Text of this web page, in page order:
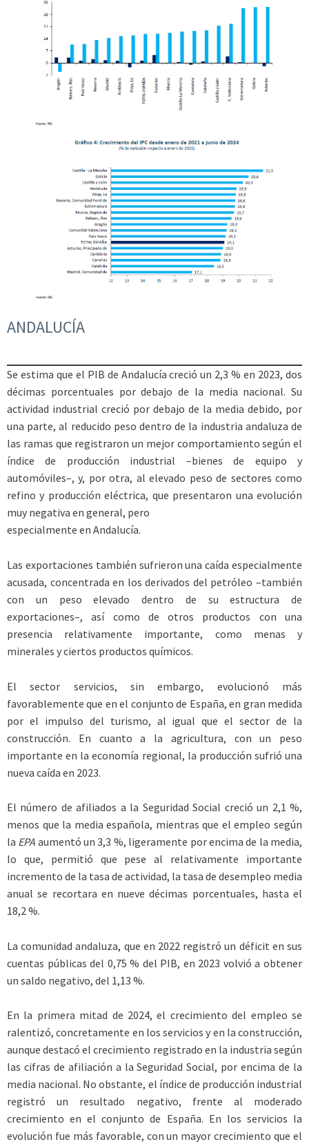
ANDALUCÍA
Se estima que el PIB de Andalucía creció un 2,3 % en 2023, dos
décimas porcentuales por debajo de la media nacional. Su
actividad industrial creció por debajo de la media debido, por
una parte, al reducido peso dentro de la industria andaluza de
las ramas que registraron un mejor comportamiento según el
índice de producción industrial –bienes de equipo y
automóviles–, y, por otra, al elevado peso de sectores como
refino y producción eléctrica, que presentaron una evolución
muy negativa en general, pero
especialmente en Andalucía.
Las exportaciones también sufrieron una caída especialmente
acusada, concentrada en los derivados del petróleo –también
con un peso elevado dentro de su estructura de
exportaciones–, así como de otros productos con una
presencia relativamente importante, como menas y
minerales y ciertos productos químicos.
El sector servicios, sin embargo, evolucionó más
favorablemente que en el conjunto de España, en gran medida
por el impulso del turismo, al igual que el sector de la
construcción. En cuanto a la agricultura, con un peso
importante en la economía regional, la producción sufrió una
nueva caída en 2023.
El número de afiliados a la Seguridad Social creció un 2,1 %,
menos que la media española, mientras que el empleo según
la EPA aumentó un 3,3 %, ligeramente por encima de la media,
lo que, permitió que pese al relativamente importante
incremento de la tasa de actividad, la tasa de desempleo media
anual se recortara en nueve décimas porcentuales, hasta el
18,2 %.
La comunidad andaluza, que en 2022 registró un déficit en sus
cuentas públicas del 0,75 % del PIB, en 2023 volvió a obtener
un saldo negativo, del 1,13 %.
En la primera mitad de 2024, el crecimiento del empleo se
ralentizó, concretamente en los servicios y en la construcción,
aunque destacó el crecimiento registrado en la industria según
las cifras de afiliación a la Seguridad Social, por encima de la
media nacional. No obstante, el índice de producción industrial
registró un resultado negativo, frente al moderado
crecimiento en el conjunto de España. En los servicios la
evolución fue más favorable, con un mayor crecimiento que el